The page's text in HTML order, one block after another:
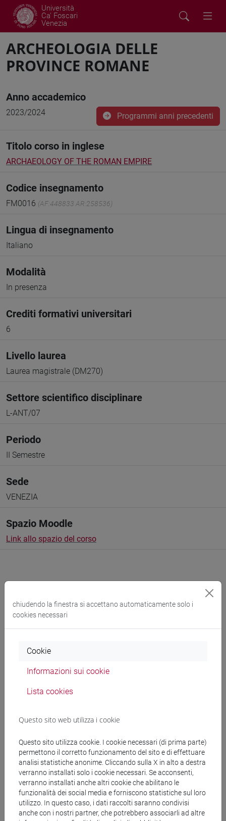
Università
Ca' Foscari
Venezia
ARCHEOLOGIA DELLE
PROVINCE ROMANE
Anno accademico
2023/2024 Programmi anni precedenti
Titolo corso in inglese
ARCHAEOLOGY OF THE ROMAN EMPIRE
Codice insegnamento
FM0016 (AF:448833 AR:258536)
Lingua di insegnamento
Italiano
Modalità
In presenza
Crediti formativi universitari
6
Livello laurea
Laurea magistrale (DM270)
Settore scientifico disciplinare
L-ANT/07
Periodo
II Semestre
Sede
VENEZIA
Spazio Moodle
Link allo spazio del corso
Docenti e corsi di laurea
Programma
Docenti
COTTICA Daniela
Materiali su Moodle
Corsi di studio e percorsi
chiudendo la finestra si accettano automaticamente solo i
cookies necessari
Cookie
Informazioni sui cookie
Lista cookies
Questo sito web utilizza i cookie
Questo sito utilizza cookie. I cookie necessari (di prima parte)
permettono il corretto funzionamento del sito e di effettuare
analisi statistiche anonime. Cliccando sulla X in alto a destra
verranno installati solo i cookie necessari. Se acconsenti,
verranno installati anche altri cookie che abilitano le
funzionalità dei social media e forniscono statistiche sul loro
utilizzo. In questo caso, i dati raccolti saranno condivisi
anche con i nostri partner, che potrebbero associarli ad altre